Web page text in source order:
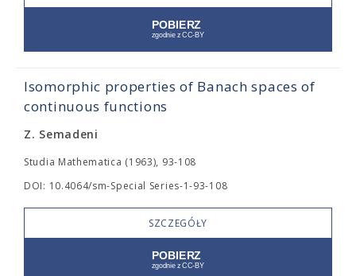
Isomorphic properties of Banach spaces of
continuous functions
Z. Semadeni
Studia Mathematica (1963), 93-108
DOI: 10.4064/sm-Special Series-1-93-108
SZCZEGÓŁY